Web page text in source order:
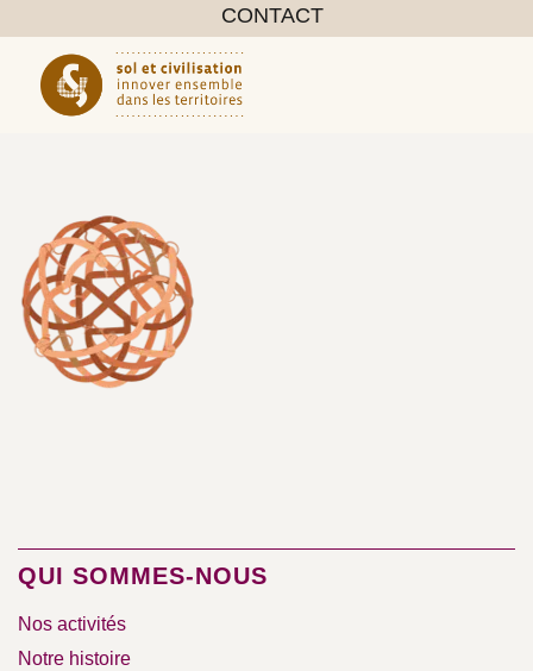
CONTACT
QUI SOMMES-NOUS
Nos activités
Notre histoire